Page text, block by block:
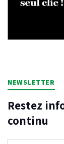
NEWSLETTER
Restez
continu